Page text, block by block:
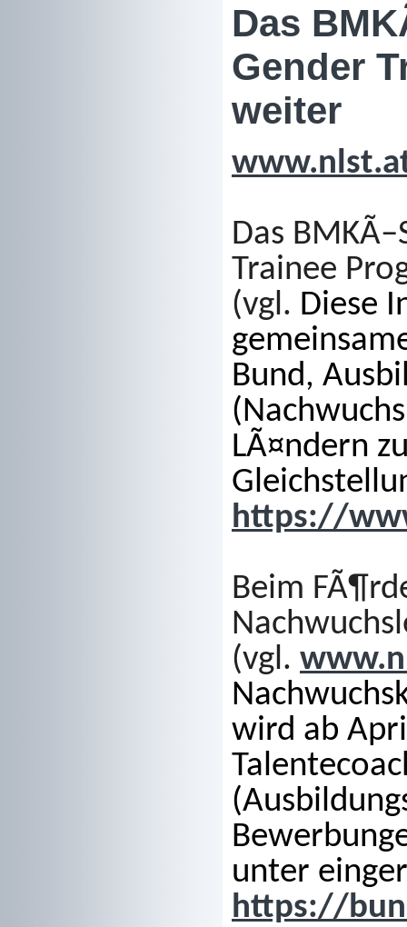
Das
Gender
weiter
Das
Trainee
(vgl. Diese
Bund,
LÃ¤ndern
https://
Beim
(vgl.
wird ab
unter
https://